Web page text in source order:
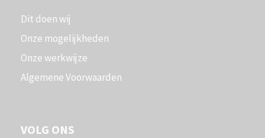
Dit doen wij
Onze mogelijkheden
Onze werkwijze
Algemene Voorwaarden
VOLG ONS